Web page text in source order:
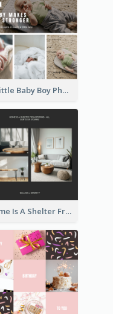
A Little Baby Boy Photo Collage
Home Is A Shelter From Storm Photo Collage